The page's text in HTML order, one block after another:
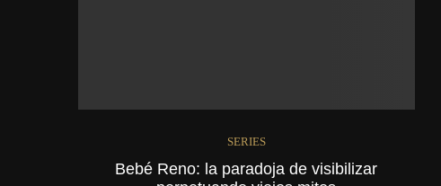
SERIES
Bebé Reno: la paradoja de visibilizar